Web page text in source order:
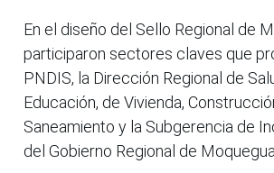
En el diseño del Sello Regional de
participaron sectores claves que
PNDIS, la Dirección Regional de
Educación, de Vivienda,
Saneamiento y la Subgerencia de
del Gobierno Regional de Moquegua.